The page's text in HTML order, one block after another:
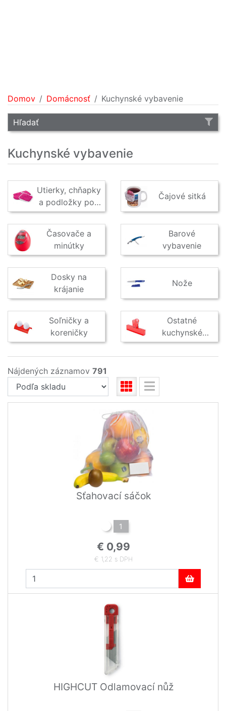
Domov Domácnosť Kuchynské vybavenie
Hľadať
Kuchynské vybavenie
Utierky, chňapky
a podložky pod
hrnce
Čajové sitká
Časovače a
minútky
Barové
vybavenie
Dosky na
krájanie
Nože
Soľničky a
koreničky
Ostatné
kuchynské
vybavenie
Nájdených záznamov 791
Sťahovací sáčok
1
€ 0,99
€ 1,22 s DPH
HIGHCUT Odlamovací nůž